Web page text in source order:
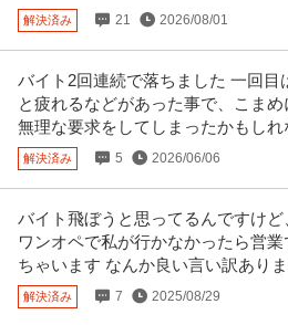
解決済み 21 2026/08/01
バイト2回連続で落ちました 一回目
と疲れるなどがあった事で、こま
無理な要求をしてしまったかもしれ
解決済み 5 2026/06/06
バイト飛ぼうと思ってるんですけ
ワンオペで私が行かなかったら営
ちゃいます なんか良い言い訳あり
解決済み 7 2025/08/29